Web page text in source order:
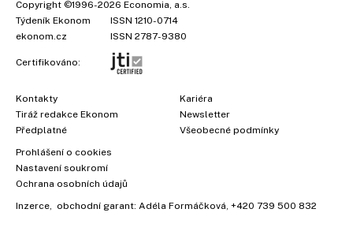
Copyright ©1996-2026 Economia, a.s.
Týdeník Ekonom
ISSN 1210-0714
ekonom.cz
ISSN 2787-9380
Certifikováno:
Kontakty
Tiráž redakce Ekonom
Předplatné
Kariéra
Newsletter
Všeobecné podmínky
Prohlášení o cookies
Nastavení soukromí
Ochrana osobních údajů
Inzerce , obchodní garant: Adéla Formáčková +420 739 500 832